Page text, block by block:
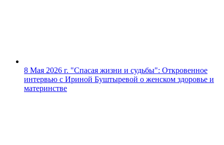
8 Мая 2026 г. "Спасая жизни и судьбы": Откровенное
интервью с Ириной Буштыревой о женском здоровье и
материнстве